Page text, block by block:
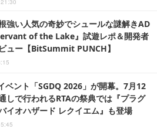
強い人気の奇妙でシュールな謎解きAD
of the Lake』試遊レポ＆開発者
ュー【BitSummit PUNCH】
ベント「SGDQ 2026」が開幕。7月12
しで行われるRTAの祭典では『プラグ
イオハザード レクイエム』も登場